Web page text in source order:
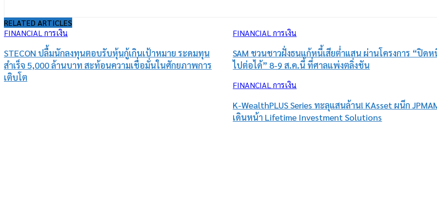
RELATED ARTICLES
FINANCIAL การเงิน
STECON ปลื้มนักลงทุนตอบรับหุ้นกู้เกินเป้าหมาย ระดมทุน
สำเร็จ 5,000 ล้านบาท สะท้อนความเชื่อมั่นในศักยภาพการ
เติบโต
FINANCIAL การเงิน
SAM ชวนชาวฝั่งธนแก้หนี้เสียต่ำแสน ผ่านโครงการ “ปิดห
ไปต่อได้” 8-9 ส.ค.นี้ ที่ศาลแพ่งตลิ่งชัน
FINANCIAL การเงิน
K-WealthPLUS Series ทะลุแสนล้าน! KAsset ผนึก
เดินหน้า Lifetime Investment Solutions